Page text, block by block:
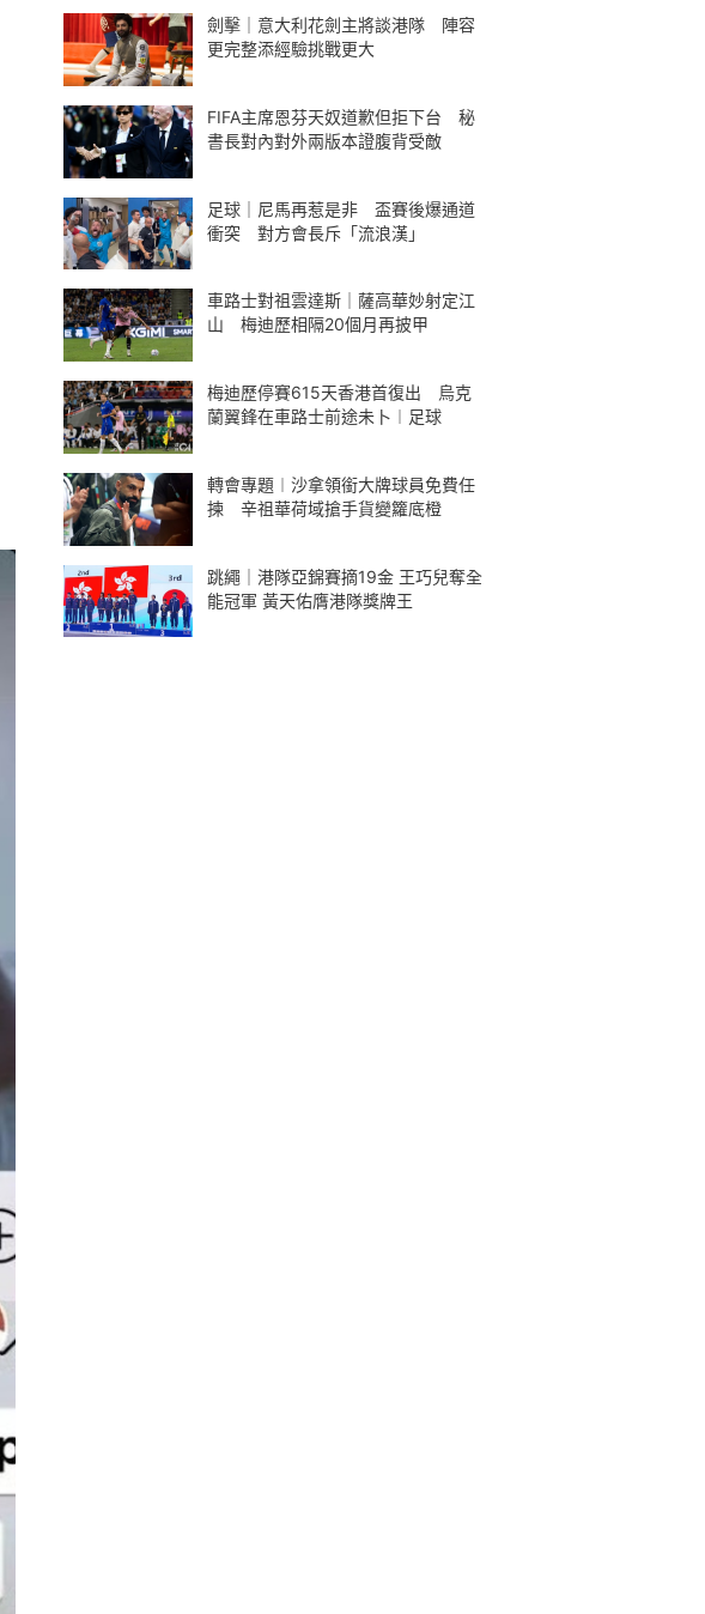
劍擊｜意大利花劍主將談港隊 陣容
更完整添經驗挑戰更大
FIFA主席恩芬天奴道歉但拒下台 秘
書長對內對外兩版本證腹背受敵
足球｜尼馬再惹是非 盃賽後爆通道
衝突 對方會長斥「流浪漢」
車路士對祖雲達斯｜薩高華妙射定江
山 梅迪歷相隔20個月再披甲
梅迪歷停賽615天香港首復出 烏克
蘭翼鋒在車路士前途未卜︱足球
轉會專題︱沙拿領銜大牌球員免費任
揀 辛祖華荷域搶手貨變籮底橙
跳繩｜港隊亞錦賽摘19金 王巧兒奪全
能冠軍 黃天佑膺港隊獎牌王